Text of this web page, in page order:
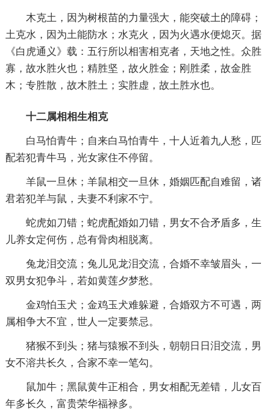
木克土，因为树根苗的力量强大，能突破土的障碍；
土克水，因为土能防水；水克火，因为火遇水便熄灭。据
《白虎通义》载：五行所以相害相克者，天地之性。众胜
寡，故水胜火也；精胜坚，故火胜金；刚胜柔，故金胜
木；专胜散，故木胜土；实胜虚，故土胜水也。
十二属相相生相克
白马怕青牛；自来白马怕青牛，十人近着九人愁，匹
配若犯青牛马，光女家住不停留。
羊鼠一旦休；羊鼠相交一旦休，婚姻匹配自难留，诸
君若犯羊与鼠，夫妻不利家不宁。
蛇虎如刀错；蛇虎配婚如刀错，男女不合矛盾多，生
儿养女定何伤，总有骨肉相脱离。
兔龙泪交流；兔儿见龙泪交流，合婚不幸皱眉头，一
双男女犯争斗，若如黄莲夕梦愁。
金鸡怕玉犬；金鸡玉犬难躲避，合婚双方不可遇，两
属相争大不宜，世人一定要禁忌。
猪猴不到头；猪与猿猴不到头，朝朝日日泪交流，男
女不溶共长久，合家不幸一笔勾。
鼠加牛；黑鼠黄牛正相合，男女相配无差错，儿女百
年多长久，富贵荣华福禄多。